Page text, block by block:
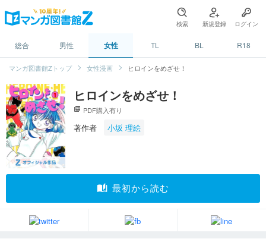
検索 新規登録 ログイン
総合 男性 女性 TL BL R18
マンガ図書館Zトップ 女性漫画 ヒロインをめざせ！
ヒロインをめざせ！
picture_as_pdf PDF購入有り
著作者 小坂 理絵
auto_stories 最初から読む